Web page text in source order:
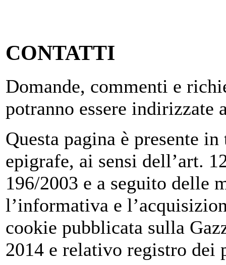
CONTATTI
Domande, commenti e
potranno essere indirizzate
Questa pagina è presente
epigrafe, ai sensi dell’art.
196/2003 e a seguito delle
l’informativa e
cookie pubblicata sulla
2014 e relativo registro dei